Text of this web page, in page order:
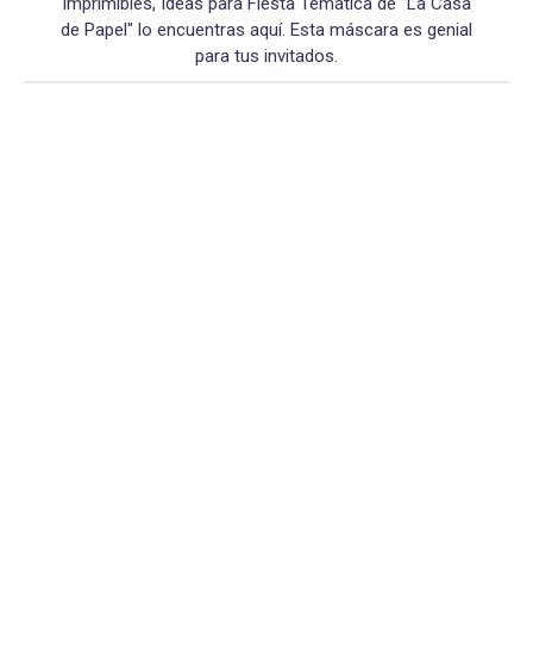
de Papel" lo encuentras aquí. Esta máscara es genial
para tus invitados.